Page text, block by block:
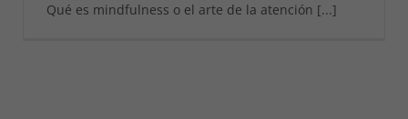
Qué es mindfulness o el arte de la atención [...]